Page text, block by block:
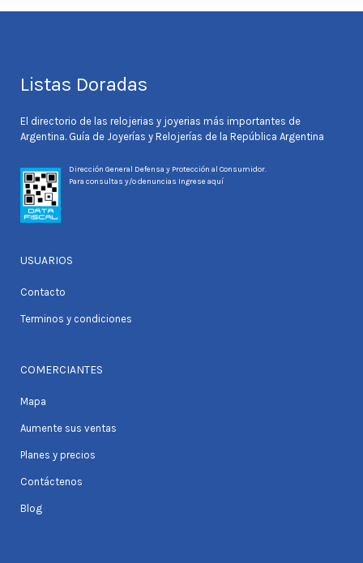
Listas Doradas
El directorio de las relojerias y joyerias más importantes de
Argentina. Guía de Joyerías y Relojerías de la República Argentina
Dirección General Defensa y Protección al Consumidor.
Para consultas y/o denuncias Ingrese aquí
USUARIOS
Contacto
Terminos y condiciones
COMERCIANTES
Mapa
Aumente sus ventas
Planes y precios
Contáctenos
Blog